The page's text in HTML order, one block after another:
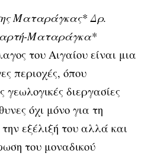
Ματαράγκας* Δρ.
Ματαράγκα*
του Αιγαίου είναι μια
περιοχές, όπου
γεωλογικές διεργασίες
όχι μόνο για τη
εξέλιξή του αλλά και
του μοναδικού